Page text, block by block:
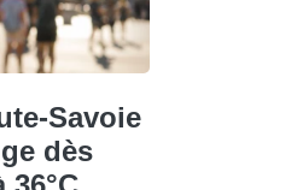
Savoie
dès